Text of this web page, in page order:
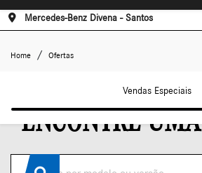
Mercedes-Benz Divena - Santos
Home Ofertas
Vendas Especiais
ENCONTRE